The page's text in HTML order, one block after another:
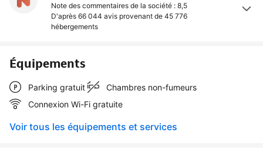
Note des commentaires de la société : 8,5
D'après 66 044 avis provenant de 45 776
hébergements
Équipements
Parking gratuit
Chambres non-fumeurs
Connexion Wi-Fi gratuite
Voir tous les équipements et services